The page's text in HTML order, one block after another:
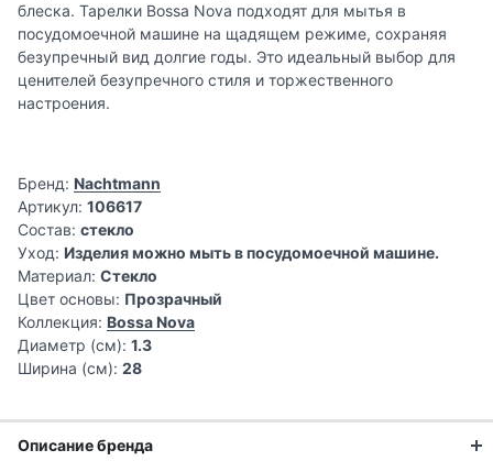
блеска. Тарелки Bossa Nova подходят для мытья в
посудомоечной машине на щадящем режиме, сохраняя
безупречный вид долгие годы. Это идеальный выбор для
ценителей безупречного стиля и торжественного
настроения.
Бренд: Nachtmann
Артикул: 106617
Состав: стекло
Уход: Изделия можно мыть в посудомоечной машине.
Материал: Стекло
Цвет основы: Прозрачный
Коллекция: Bossa Nova
Диаметр (см): 1.3
Ширина (см): 28
Описание бренда